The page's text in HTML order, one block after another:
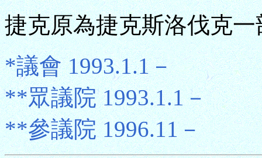
捷克原為捷克斯洛伐克
*議會 1993.1.1－
**眾議院 1993.1.1－
**參議院 1996.11－